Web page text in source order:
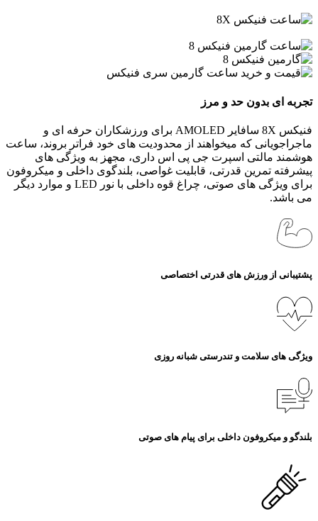
تجربه ای بدون حد و مرز
فنیکس 8X سافایر AMOLED برای ورزشکاران حرفه‌ ای و
ماجراجویانی که میخواهند از محدودیت‌ های خود فراتر بروند، ساعت
هوشمند مالتی اسپرت جی‌ پی‌ اس داری، مجهز به ویژگی‌ های
پیشرفته تمرین قدرتی، قابلیت غواصی، بلندگوی داخلی و میکروفون
برای ویژگی‌ های صوتی، چراغ قوه داخلی با نور LED و موارد دیگر
می باشد.
پشتیبانی از ورزش‌ های قدرتی اختصاصی
ویژگی های سلامت و تندرستی شبانه روزی
بلندگو و میکروفون داخلی برای پیام های صوتی